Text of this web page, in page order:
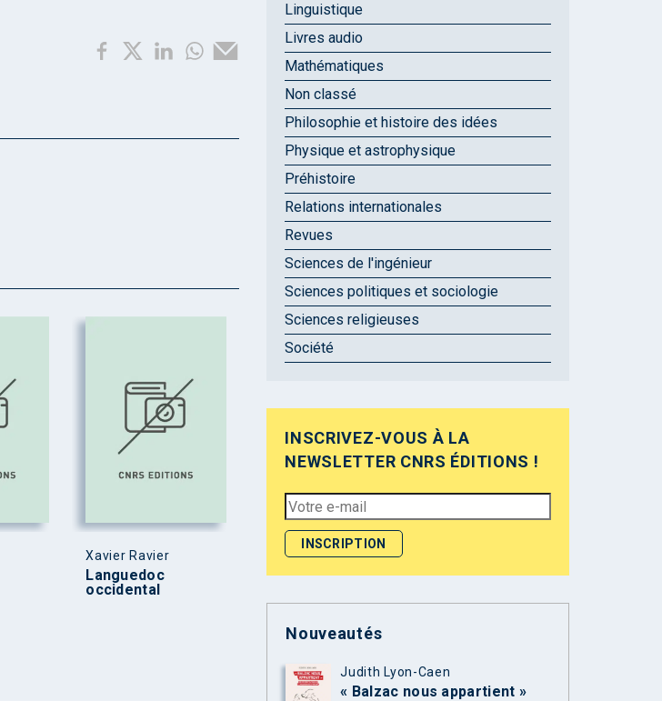
Xavier Ravier
Languedoc
occidental
Linguistique
Livres audio
Mathématiques
Non classé
Philosophie et histoire des idées
Physique et astrophysique
Préhistoire
Relations internationales
Revues
Sciences de l'ingénieur
Sciences politiques et sociologie
Sciences religieuses
Société
INSCRIVEZ-VOUS À LA
NEWSLETTER CNRS ÉDITIONS !
Nouveautés
Judith Lyon-Caen
« Balzac nous appartient »